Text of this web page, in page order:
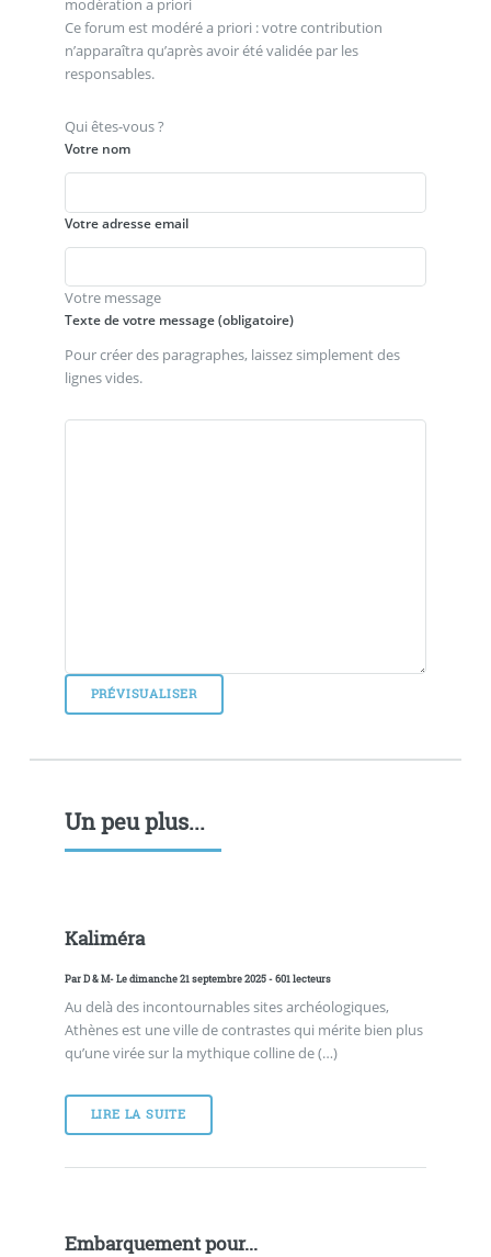
modération a priori
Ce forum est modéré a priori : votre contribution
n’apparaîtra qu’après avoir été validée par les
responsables.
Qui êtes-vous ?
Votre nom
Votre adresse email
Votre message
Texte de votre message (obligatoire)
Pour créer des paragraphes, laissez simplement des
lignes vides.
Un peu plus...
Kaliméra
ParD & M- Le dimanche 21 septembre 2025 - 601 lecteurs
Au delà des incontournables sites archéologiques,
Athènes est une ville de contrastes qui mérite bien plus
qu’une virée sur la mythique colline de (…)
LIRE LA SUITE
Embarquement pour...